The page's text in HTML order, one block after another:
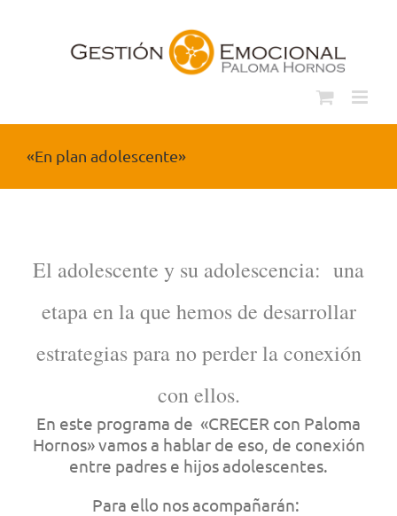
«En plan adolescente»
El adolescente y su adolescencia: una
etapa en la que hemos de desarrollar
estrategias para no perder la conexión
con ellos.
En este programa de «CRECER con Paloma
Hornos» vamos a hablar de eso, de conexión
entre padres e hijos adolescentes.
Para ello nos acompañarán: